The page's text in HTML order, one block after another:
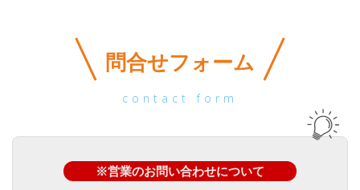
問合せフォーム
contact form
※営業のお問い合わせについて